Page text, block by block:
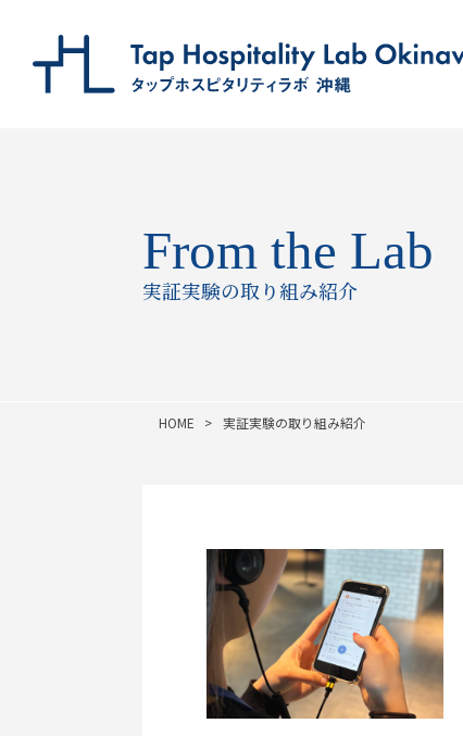
From the Lab
実証実験の取り組み紹介
HOME 実証実験の取り組み紹介